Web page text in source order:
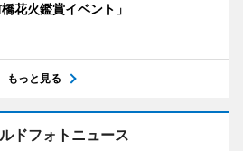
花火鑑賞イベント」
もっと見る
ドフォトニュース